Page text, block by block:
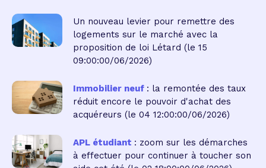
Un nouveau levier pour remettre des
logements sur le marché avec la
proposition de loi Létard (le 15
09:00:00/06/2026)
Immobilier neuf : la remontée des taux
réduit encore le pouvoir d'achat des
acquéreurs (le 04 12:00:00/06/2026)
APL étudiant : zoom sur les démarches
à effectuer pour continuer à toucher son